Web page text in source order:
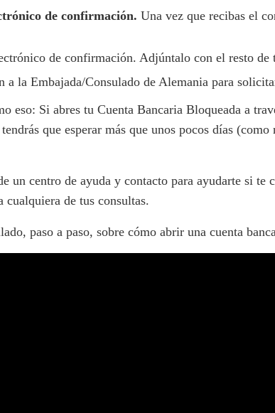
de confirmación. Una vez que recibas el
de confirmación. Adjúntalo con el resto de
a la Embajada/Consulado de Alemania para
eso: Si abres tu Cuenta Bancaria Bloqueada a
que esperar más que unos pocos días
un centro de ayuda y contacto para ayudarte si
cualquiera de tus consultas.
paso a paso, sobre cómo abrir una cuenta